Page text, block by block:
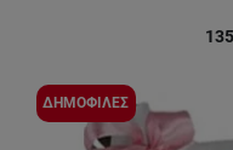
ΔΗΜΟΦΙΛΕΣ